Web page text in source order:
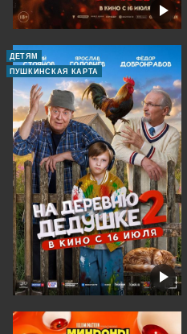
ДЕТЯМ
ПУШКИНСКАЯ КАРТА